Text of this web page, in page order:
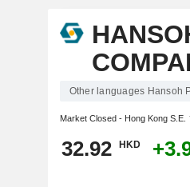
Other languages Hansoh
Market Closed - Hong Kong S.E.
32.92 HKD